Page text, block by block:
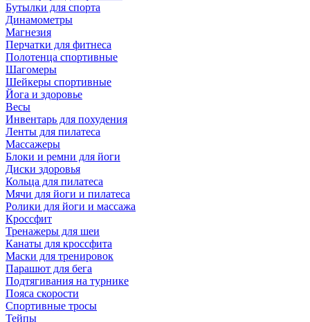
Бутылки для спорта
Динамометры
Магнезия
Перчатки для фитнеса
Полотенца спортивные
Шагомеры
Шейкеры спортивные
Йога и здоровье
Весы
Инвентарь для похудения
Ленты для пилатеса
Массажеры
Блоки и ремни для йоги
Диски здоровья
Кольца для пилатеса
Мячи для йоги и пилатеса
Ролики для йоги и массажа
Кроссфит
Тренажеры для шеи
Канаты для кроссфита
Маски для тренировок
Парашют для бега
Подтягивания на турнике
Пояса скорости
Спортивные тросы
Тейпы